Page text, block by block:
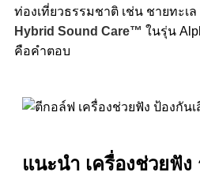
ท่องเที่ยวธรรมชาติ เช่น ชายทะเ
Hybrid Sound Care™ ในรุ่น
คือคำตอบ
แนะนำ เครื่องช่วยฟั